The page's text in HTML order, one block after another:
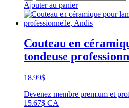
Ajouter au panier
Couteau en
tondeuse
18.99$
Devenez membre premium et
15.67$ CA